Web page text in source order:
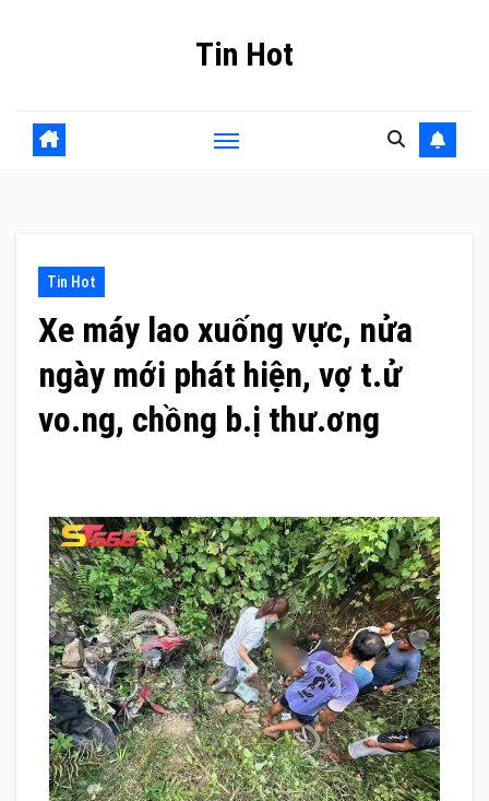
Tin Hot
Tin Hot
Xe máy lao xuống vực, nửa
ngày mới phát hiện, vợ t.ử
vo.ng, chồng b.ị thư.ơng